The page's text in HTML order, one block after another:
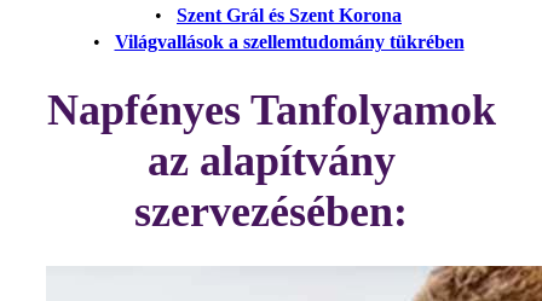
• Szent Grál és Szent Korona
• Világvallások a szellemtudomány tükrében
Napfényes Tanfolyamok
az alapítvány
szervezésében: